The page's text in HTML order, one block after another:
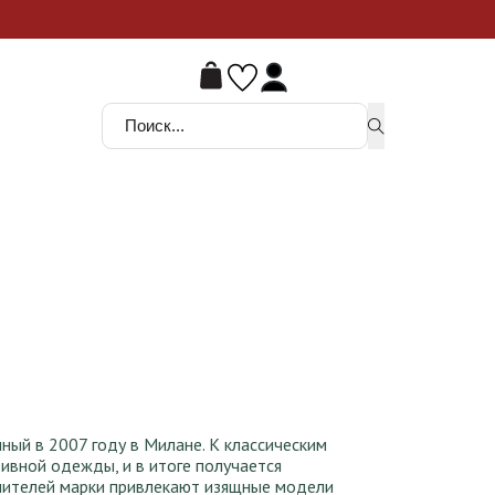
Поиск ...
в 2007 году в Милане. К классическим
одежды, и в итоге получается
марки привлекают изящные модели